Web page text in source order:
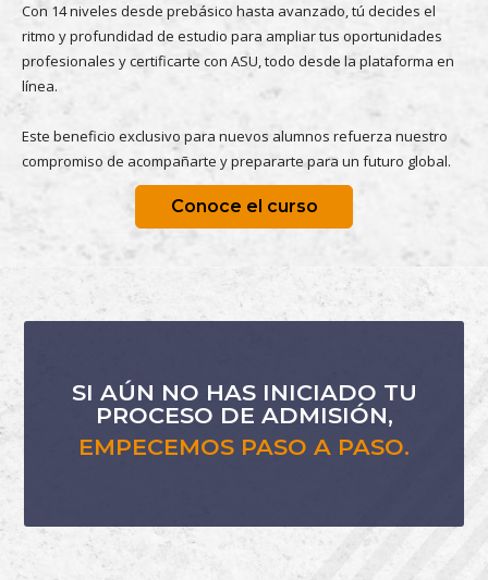
Con 14 niveles desde prebásico hasta avanzado, tú decides el
ritmo y profundidad de estudio para ampliar tus oportunidades
profesionales y certificarte con ASU, todo desde la plataforma en
línea.
Este beneficio exclusivo para nuevos alumnos refuerza nuestro
compromiso de acompañarte y prepararte para un futuro global.
Conoce el curso
SI AÚN NO HAS INICIADO TU
PROCESO DE ADMISIÓN,
EMPECEMOS PASO A PASO.